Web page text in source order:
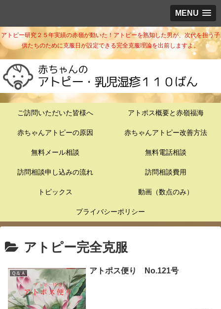
MENU
アトピー研究２５年実績の赤嶺が動いた！アトピーを熟知した男が、次代を担う子
供たちのために克服日が設定できる完全克服理論を出前しますよ。
ご訪問いただいた皆様へ アトポス概要と赤嶺福海
赤ちゃんアトピーの原因 赤ちゃんアトピー改善方法
無料メール相談 無料電話相談
訪問相談申し込みの流れ 訪問相談費用
トピックス 動画（数点のみ）
プライバシーポリシー
アトピー完全克服
Ｑ＆Ａ アトポス便り No.121号